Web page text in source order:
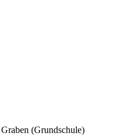
(Grundschule)